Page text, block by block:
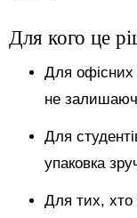
Для кого це
Для офісних
не
Для
упаковка
Для тих, хто